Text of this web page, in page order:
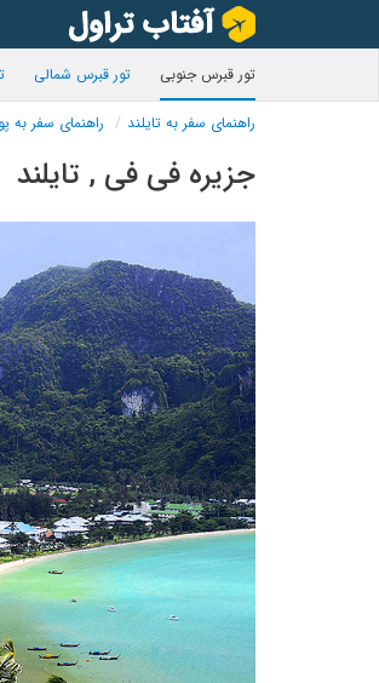
تور قبرس جنوبی تور قبرس شمالی
راهنمای سفر به تایلند راهنمای سفر به
جزیره فی فی , تایلند